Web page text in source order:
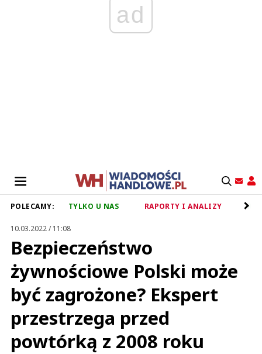
ad
POLECAMY: TYLKO U NAS RAPORTY I ANALIZY
10.03.2022 / 11:08
Bezpieczeństwo
żywnościowe Polski może
być zagrożone? Ekspert
przestrzega przed
powtórką z 2008 roku